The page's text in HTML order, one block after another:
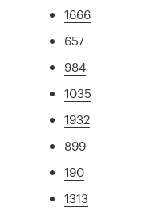
1666
657
984
1035
1932
899
190
1313